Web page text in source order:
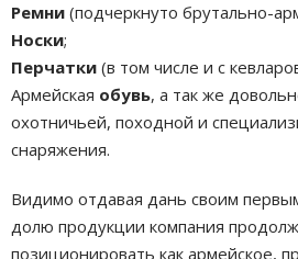
Ремни (подчеркнуто брутально-
Носки;
Перчатки (в том числе и с
Армейская обувь, а так же
охотничьей, походной и
снаряжения.
Видимо отдавая дань своим
долю продукции компания
позиционировать как армейское,